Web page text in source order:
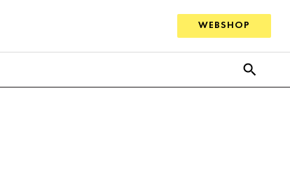
WEBSHOP